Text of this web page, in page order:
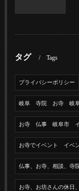
タグ Tags
プライバシーポリシー
岐阜 寺院 お寺 岐
お寺 仏事 岐阜市
お寺でイベント イ
仏事、お寺、相談、寺
お寺、お坊さんの休日